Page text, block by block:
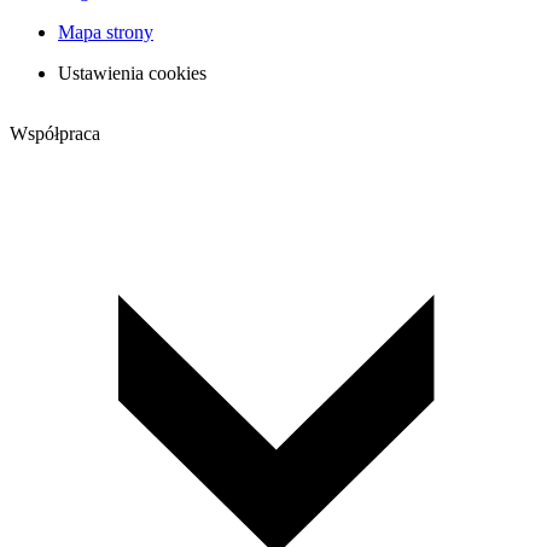
Mapa strony
Ustawienia cookies
Współpraca